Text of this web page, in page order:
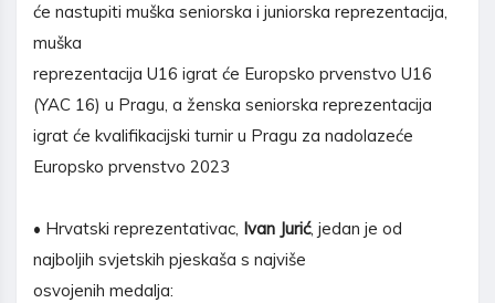
će nastupiti muška seniorska i juniorska reprezentacija,
muška
reprezentacija U16 igrat će Europsko prvenstvo U16
(YAC 16) u Pragu, a ženska seniorska reprezentacija
igrat će kvalifikacijski turnir u Pragu za nadolazeće
Europsko prvenstvo 2023
• Hrvatski reprezentativac, Ivan Jurić, jedan je od
najboljih svjetskih pjeskaša s najviše
osvojenih medalja: